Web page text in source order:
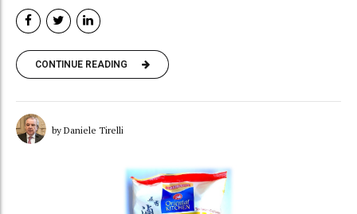
CONTINUE READING
by Daniele Tirelli